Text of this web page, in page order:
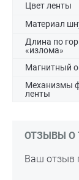
Цвет ленты
Материал
Длина по
«излома»
Магнитный
Механизмы
ленты
ОТЗЫВЫ О
Ваш отзыв